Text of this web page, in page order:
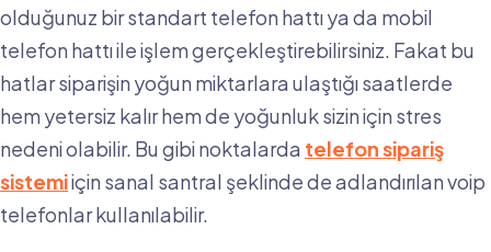
olduğunuz bir standart telefon hattı ya da mobil
telefon hattı ile işlem gerçekleştirebilirsiniz. Fakat bu
hatlar siparişin yoğun miktarlara ulaştığı saatlerde
hem yetersiz kalır hem de yoğunluk sizin için stres
nedeni olabilir. Bu gibi noktalarda telefon sipariş
sistemiiçin sanal santral şeklinde de adlandırılan voip
telefonlar kullanılabilir.